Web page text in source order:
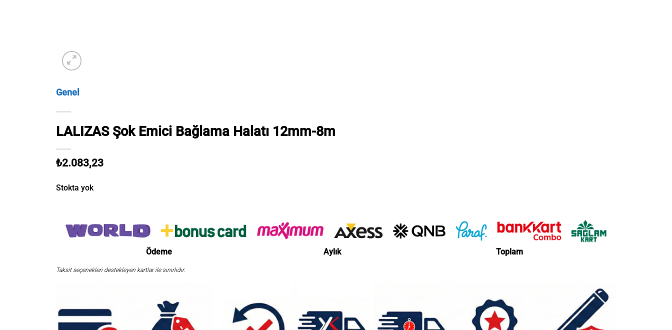
Genel
LALIZAS Şok Emici Bağlama Halatı 12mm-8m
₺2.083,23
Stokta yok
Ödeme Aylık Toplam
Taksit seçenekleri destekleyen kartlar ile sınırlıdır.